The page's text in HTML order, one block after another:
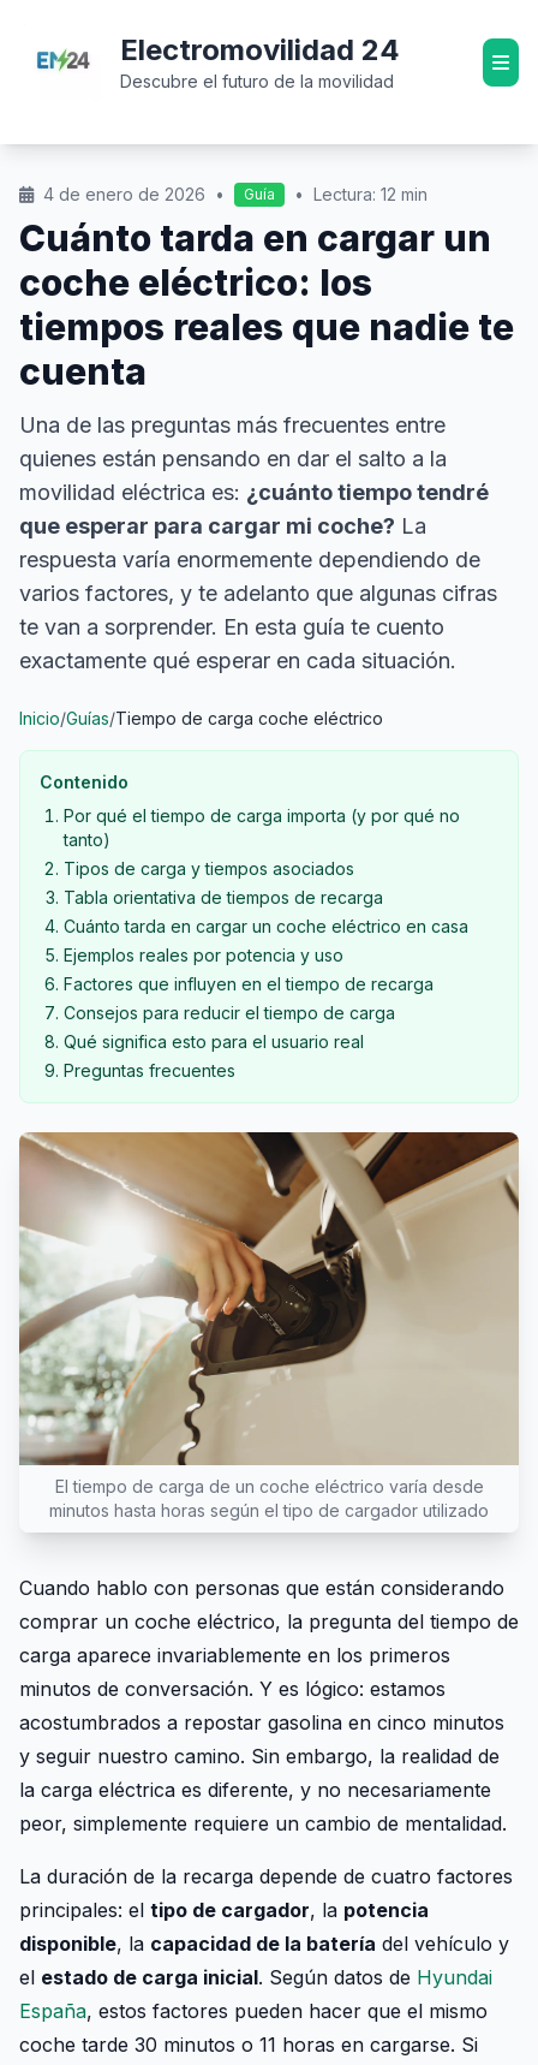
Electromovilidad 24
Descubre el futuro de la movilidad
4 de enero de 2026 • Guía • Lectura: 12 min
Cuánto tarda en cargar un
coche eléctrico: los
tiempos reales que nadie te
cuenta
Una de las preguntas más frecuentes entre
quienes están pensando en dar el salto a la
movilidad eléctrica es: ¿cuánto tiempo tendré
que esperar para cargar mi coche? La
respuesta varía enormemente dependiendo de
varios factores, y te adelanto que algunas cifras
te van a sorprender. En esta guía te cuento
exactamente qué esperar en cada situación.
Inicio/Guías/Tiempo de carga coche eléctrico
Contenido
Por qué el tiempo de carga importa (y por qué no
tanto)
Tipos de carga y tiempos asociados
Tabla orientativa de tiempos de recarga
Cuánto tarda en cargar un coche eléctrico en casa
Ejemplos reales por potencia y uso
Factores que influyen en el tiempo de recarga
Consejos para reducir el tiempo de carga
Qué significa esto para el usuario real
Preguntas frecuentes
El tiempo de carga de un coche eléctrico varía desde
minutos hasta horas según el tipo de cargador utilizado
Cuando hablo con personas que están considerando
comprar un coche eléctrico, la pregunta del tiempo de
carga aparece invariablemente en los primeros
minutos de conversación. Y es lógico: estamos
acostumbrados a repostar gasolina en cinco minutos
y seguir nuestro camino. Sin embargo, la realidad de
la carga eléctrica es diferente, y no necesariamente
peor, simplemente requiere un cambio de mentalidad.
La duración de la recarga depende de cuatro factores
principales: el tipo de cargador, la potencia
disponible, la capacidad de la batería del vehículo y
el estado de carga inicial. Según datos de Hyundai
España, estos factores pueden hacer que el mismo
coche tarde 30 minutos o 11 horas en cargarse. Si